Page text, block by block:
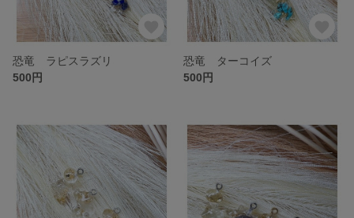
恐竜 ラピスラズリ
500円
恐竜 ターコイズ
500円